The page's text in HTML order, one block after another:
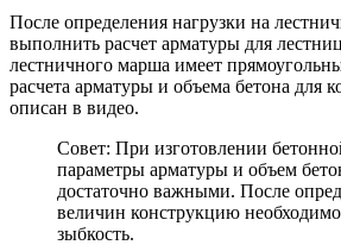
После определения нагрузки на
выполнить расчет арматуры для
лестничного марша имеет
расчета арматуры и объема бетона для
описан в видео.
Совет: При изготовлении
параметры арматуры и объем
достаточно важными. После
величин конструкцию необходимо
зыбкость.